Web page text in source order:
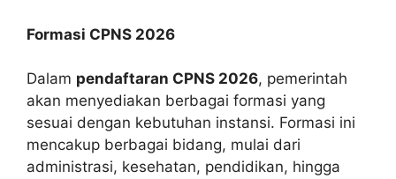
Formasi CPNS 2026
Dalam pendaftaran CPNS 2026, pemerintah
akan menyediakan berbagai formasi yang
sesuai dengan kebutuhan instansi. Formasi ini
mencakup berbagai bidang, mulai dari
administrasi, kesehatan, pendidikan, hingga